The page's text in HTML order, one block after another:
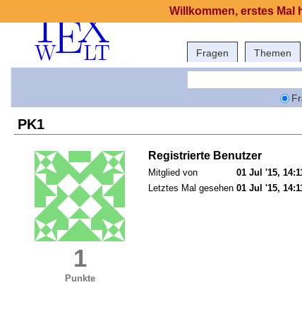
Fragen Themen
PK1
1
Punkte
Registrierte Benutzer
Mitglied von
01 Jul '15,
Letztes Mal gesehen 01 Jul '15,
Willkommen, erstes Mal